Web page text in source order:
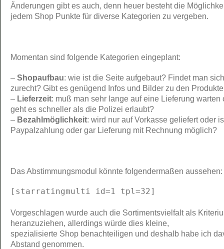
Änderungen gibt es auch, denn heuer besteht die
jedem Shop Punkte für diverse Kategorien zu vergeben.
Momentan sind folgende Kategorien eingeplant:
– Shopaufbau: wie ist die Seite aufgebaut? Findet man
zurecht? Gibt es genügend Infos und Bilder zu den
– Lieferzeit: muß man sehr lange auf eine Lieferung warten
geht es schneller als die Polizei erlaubt?
– Bezahlmöglichkeit: wird nur auf Vorkasse geliefert oder
Paypalzahlung oder gar Lieferung mit Rechnung möglich?
Das Abstimmungsmodul könnte folgendermaßen aussehen:
[starratingmulti id=1 tpl=32]
Vorgeschlagen wurde auch die Sortimentsvielfalt als
heranzuziehen, allerdings würde dies kleine,
spezialisierte Shop benachteiligen und deshalb habe ich
Abstand genommen.